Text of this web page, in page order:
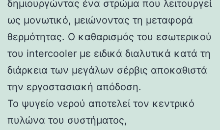
δημιουργώντας ένα στρώμα που λειτουργεί
ως μονωτικό, μειώνοντας τη μεταφορά
θερμότητας. Ο καθαρισμός του εσωτερικού
του intercooler με ειδικά διαλυτικά κατά τη
διάρκεια των μεγάλων σέρβις αποκαθιστά
την εργοστασιακή απόδοση.
Το ψυγείο νερού αποτελεί τον κεντρικό
πυλώνα του συστήματος,